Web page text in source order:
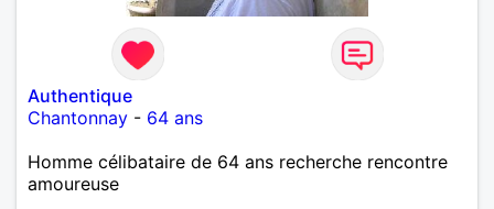
Authentique
Chantonnay - 64 ans
Homme célibataire de 64 ans recherche rencontre
amoureuse